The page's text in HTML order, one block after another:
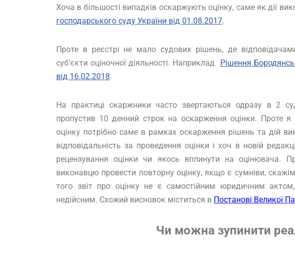
Хоча в більшості випадків оскаржують оцінку, саме як дії
господарського суду України від 01.08.2017.
Проте в реєстрі не мало судових рішень, де
суб’єкти оціночної діяльності. Наприклад
Рішення
від 16.02.2018.
На практиці скаржники часто звертаються одразу в 2
пропустив 10 денний строк на оскарження оцінки. Проте
оцінку потрібно саме в рамках оскарження рішень та дій
відповідальність за проведення оцінки і хоч в новій
рецензування оцінки чи якось вплинути на оцінювача.
виконавцю провести повторну оцінку, якщо є сумніви,
того звіт про оцінку не є самостійним юридичним
недійсним. Схожий висновок міститься в Постанові Великої
Чи можна зупинити